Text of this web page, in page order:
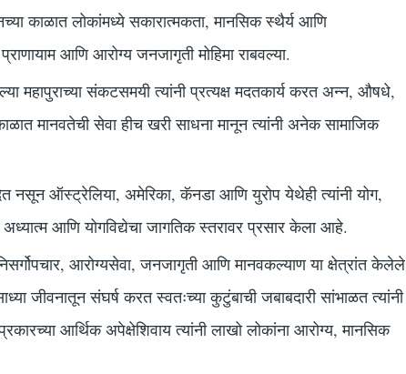
काळात लोकांमध्ये सकारात्मकता, मानसिक स्थैर्य आणि
आणि आरोग्य जनजागृती मोहिमा राबवल्या.
महापुराच्या संकटसमयी त्यांनी प्रत्यक्ष मदतकार्य करत अन्न, औषधे,
मानवतेची सेवा हीच खरी साधना मानून त्यांनी अनेक सामाजिक
नसून ऑस्ट्रेलिया, अमेरिका, कॅनडा आणि युरोप येथेही त्यांनी योग,
आणि योगविद्येचा जागतिक स्तरावर प्रसार केला आहे.
आरोग्यसेवा, जनजागृती आणि मानवकल्याण या क्षेत्रांत केलेले
जीवनातून संघर्ष करत स्वतःच्या कुटुंबाची जबाबदारी सांभाळत त्यांनी
आर्थिक अपेक्षेशिवाय त्यांनी लाखो लोकांना आरोग्य, मानसिक